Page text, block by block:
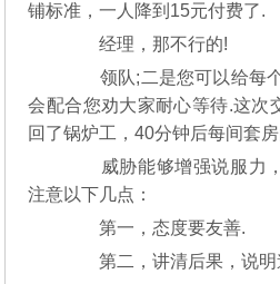
铺标准，一人降到15元付费了.
经理，那不行的!
领队;二是您可以给每个
会配合您劝大家耐心等待.这次
回了锅炉工，40分钟后每间套
威胁能够增强说服力，
注意以下几点：
第一，态度要友善.
第二，讲清后果，说明